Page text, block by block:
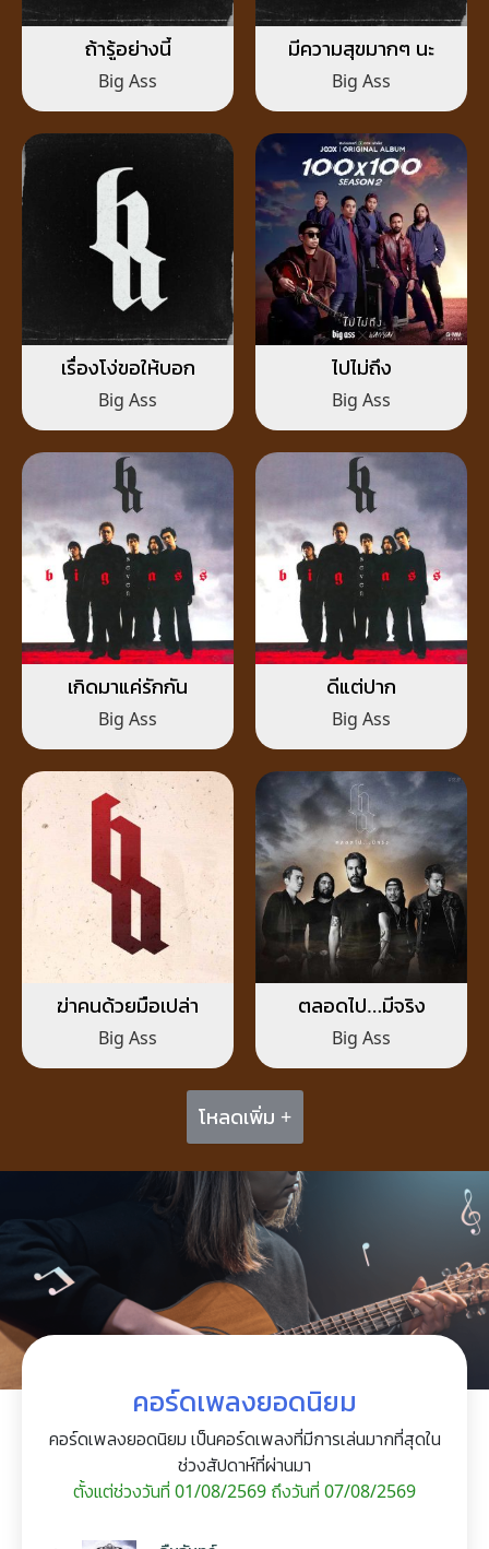
ถ้ารู้อย่างนี้
Big Ass
มีความสุขมากๆ นะ
Big Ass
เรื่องโง่ขอให้บอก
Big Ass
ไปไม่ถึง
Big Ass
เกิดมาแค่รักกัน
Big Ass
ดีแต่ปาก
Big Ass
ฆ่าคนด้วยมือเปล่า
Big Ass
ตลอดไป…มีจริง
Big Ass
โหลดเพิ่ม +
คอร์ดเพลงยอดนิยม
คอร์ดเพลงยอดนิยม เป็นคอร์ดเพลงที่มีการเล่นมากที่สุดใน
ช่วงสัปดาห์ที่ผ่านมา
ตั้งแต่ช่วงวันที่ 01/08/2569 ถึงวันที่ 07/08/2569